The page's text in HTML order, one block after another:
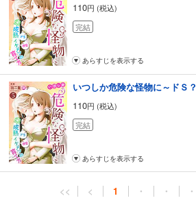
110円 (税込)
完結
あらすじを表示する
110円 (税込)
完結
あらすじを表示する
<< < 1 ・ ・ ・